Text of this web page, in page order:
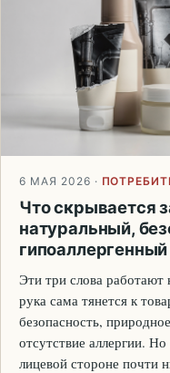
6 МАЯ 2026 ·
Что скрывается
натуральный,
Эти три слова работают
рука сама тянется к
безопасность,
отсутствие аллергии.
лицевой стороне почти